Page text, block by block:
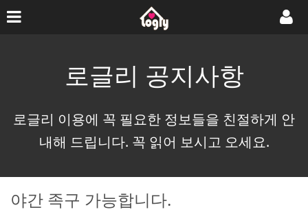
로글리 공지사항
로글리 이용에 꼭 필요한 정보들을 친절하게 안
내해 드립니다. 꼭 읽어 보시고 오세요.
야간 족구 가능합니다.